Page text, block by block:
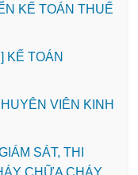
KẾ TOÁN THUẾ
KẾ TOÁN
VIÊN KINH
SÁT, THI